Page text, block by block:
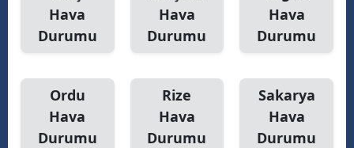
Hava
Durumu
Hava
Durumu
Hava
Durumu
Ordu
Hava
Durumu
Rize
Hava
Durumu
Sakarya
Hava
Durumu